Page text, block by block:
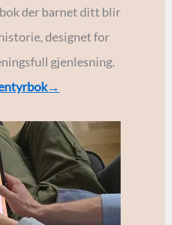
der barnet ditt blir
designet for
gjenlesning.